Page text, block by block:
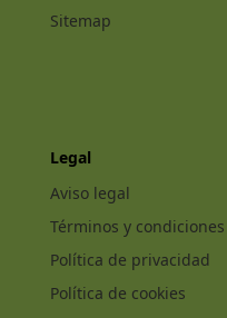
Sitemap
Legal
Aviso legal
Términos y condiciones
Política de privacidad
Política de cookies